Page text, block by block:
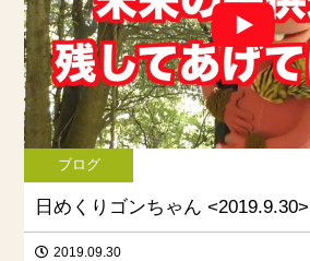
ブログ
日めくりゴンちゃん <2019.9.30>
2019.09.30